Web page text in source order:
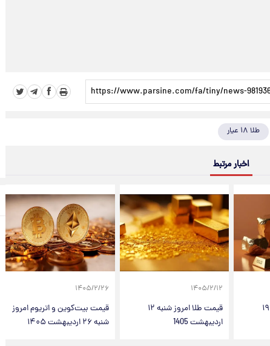
طلا ۱۸ عیار
اخبار مرتبط
قیمت طلا امروز شنبه ۱۹
۱۴۰۵/۲/۱۲
قیمت طلا امروز شنبه ۱۲
اردیبهشت 1405
۱۴۰۵/۲/۲۶
قیمت بیت‌کوین و اتریوم امروز
شنبه ۲۶ اردیبهشت ۱۴۰۵